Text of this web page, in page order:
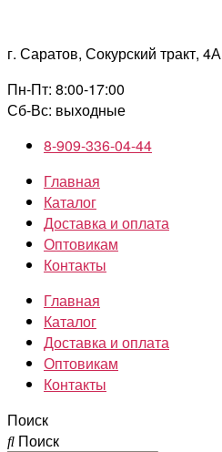
содержимому
г. Саратов, Сокурский тракт, 4А
Пн-Пт: 8:00-17:00
Сб-Вс: выходные
8-909-336-04-44
Главная
Каталог
Доставка и оплата
Оптовикам
Контакты
Главная
Каталог
Доставка и оплата
Оптовикам
Контакты
Поиск
Поиск